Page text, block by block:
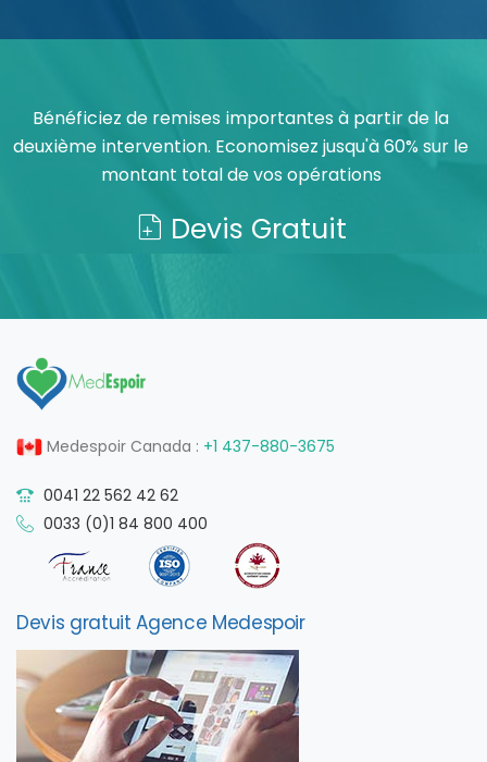
Bénéficiez de remises importantes à partir de la
deuxième intervention. Economisez jusqu'à 60% sur le
montant total de vos opérations
Devis Gratuit
Medespoir Canada : +1 437-880-3675
0041 22 562 42 62
0033 (0)1 84 800 400
Devis gratuit Agence Medespoir